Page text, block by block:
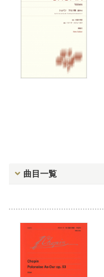
曲目一覧